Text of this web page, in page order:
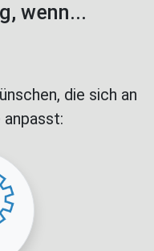
wenn...
die sich an